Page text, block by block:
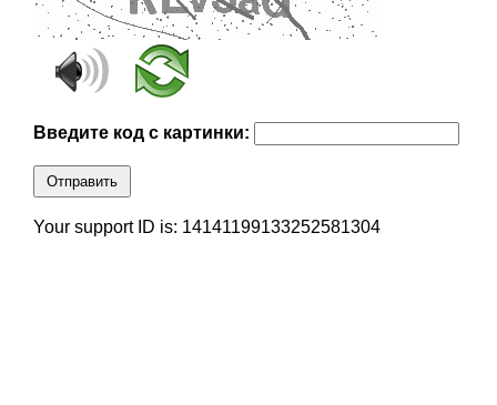
Введите код с картинки:
Отправить
Your support ID is: 14141199133252581304